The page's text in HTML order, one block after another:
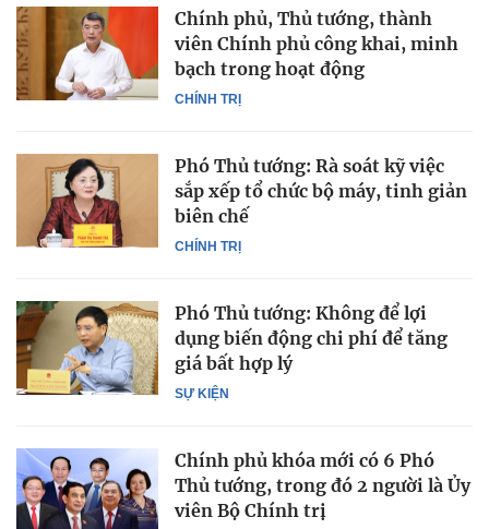
CHÍNH TRỊ
Chính phủ, Thủ tướng, thành
viên Chính phủ công khai, minh
bạch trong hoạt động
CHÍNH TRỊ
Phó Thủ tướng: Rà soát kỹ việc
sắp xếp tổ chức bộ máy, tinh giản
biên chế
SỰ KIỆN
Phó Thủ tướng: Không để lợi
dụng biến động chi phí để tăng
giá bất hợp lý
Chính phủ khóa mới có 6 Phó
Thủ tướng, trong đó 2 người là Ủy
viên Bộ Chính trị